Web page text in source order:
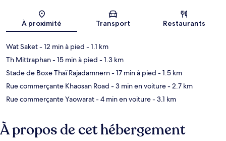
À proximité Transport Restaurants
Wat Saket- 12 min à pied - 1.1 km
Th Mittraphan- 15 min à pied - 1.3 km
Stade de Boxe Thaï Rajadamnern- 17 min à pied - 1.5 km
Rue commerçante Khaosan Road - 3 min en voiture- 2.7 km
Rue commerçante Yaowarat- 4 min en voiture- 3.1 km
À propos de cet hébergement